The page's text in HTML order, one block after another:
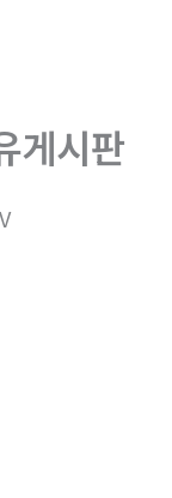
게시판